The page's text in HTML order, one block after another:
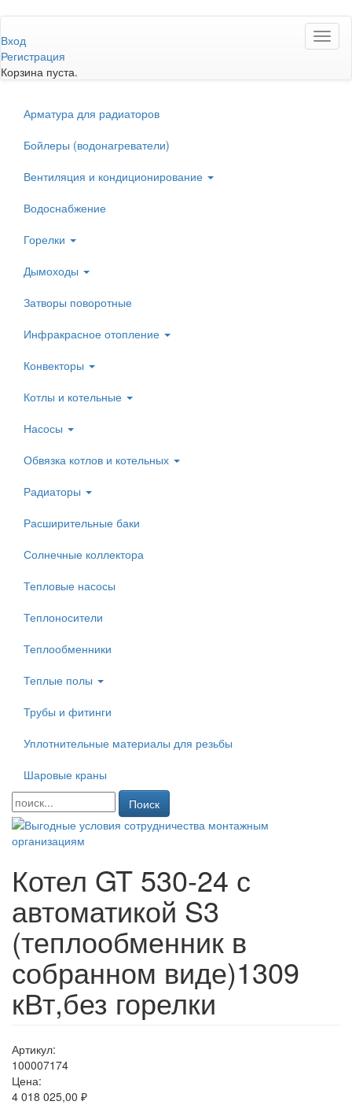
к
основному
содержанию
Вход
Регистрация
Корзина пуста.
Арматура для радиаторов
Бойлеры (водонагреватели)
Вентиляция и кондиционирование
Водоснабжение
Горелки
Дымоходы
Затворы поворотные
Инфракрасное отопление
Конвекторы
Котлы и котельные
Насосы
Обвязка котлов и котельных
Радиаторы
Расширительные баки
Солнечные коллектора
Тепловые насосы
Теплоносители
Теплообменники
Теплые полы
Трубы и фитинги
Уплотнительные материалы для резьбы
Шаровые краны
Поиск
Котел GT 530-24 с
автоматикой S3
(теплообменник в
собранном виде)1309
кВт,без горелки
Артикул:
100007174
Цена:
4 018 025,00 ₽